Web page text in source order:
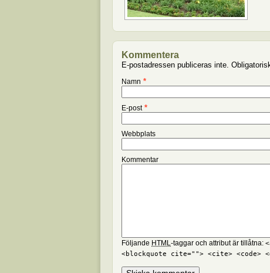
Kommentera
E-postadressen publiceras inte.
Namn *
E-post *
Webbplats
Kommentar
Följande HTML-taggar och attribut är tillåtna:
<blockquote cite=""> <cite> <code>